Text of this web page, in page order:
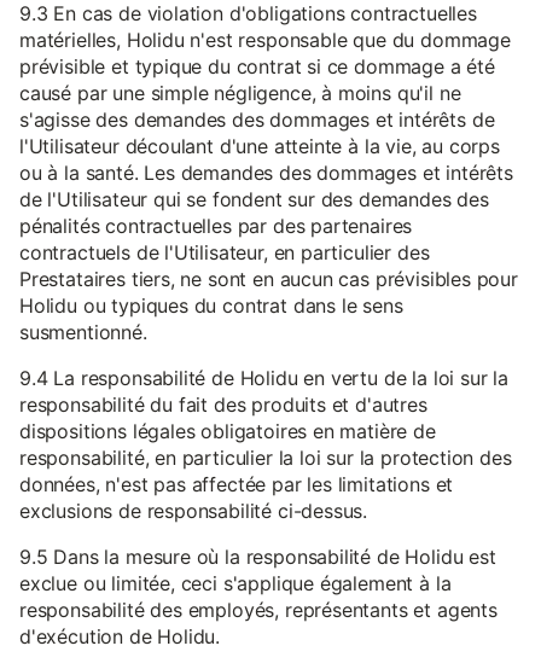
9.3 En cas de violation d'obligations contractuelles
matérielles, Holidu n'est responsable que du dommage
prévisible et typique du contrat si ce dommage a été
causé par une simple négligence, à moins qu'il ne
s'agisse des demandes des dommages et intérêts de
l'Utilisateur découlant d'une atteinte à la vie, au corps
ou à la santé. Les demandes des dommages et intérêts
de l'Utilisateur qui se fondent sur des demandes des
pénalités contractuelles par des partenaires
contractuels de l'Utilisateur, en particulier des
Prestataires tiers, ne sont en aucun cas prévisibles pour
Holidu ou typiques du contrat dans le sens
susmentionné.
9.4 La responsabilité de Holidu en vertu de la loi sur la
responsabilité du fait des produits et d'autres
dispositions légales obligatoires en matière de
responsabilité, en particulier la loi sur la protection des
données, n'est pas affectée par les limitations et
exclusions de responsabilité ci-dessus.
9.5 Dans la mesure où la responsabilité de Holidu est
exclue ou limitée, ceci s'applique également à la
responsabilité des employés, représentants et agents
d'exécution de Holidu.